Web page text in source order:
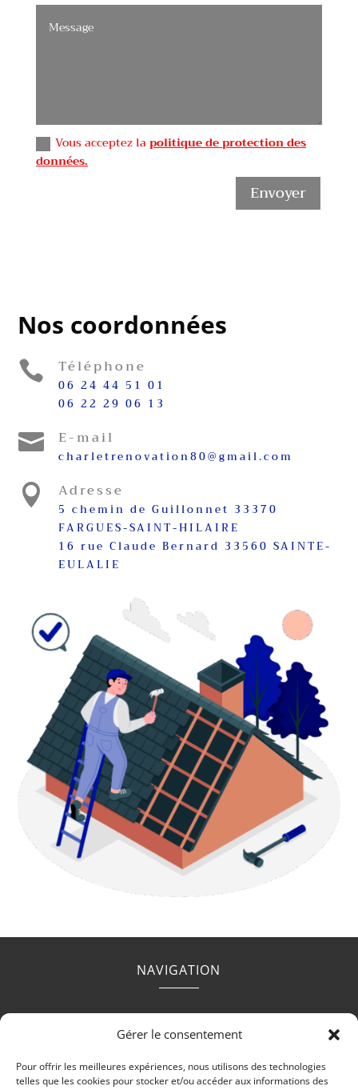
Gérer le consentement
Pour offrir les meilleures expériences, nous utilisons des technologies
telles que les cookies pour stocker et/ou accéder aux informations des
Vous acceptez lapolitique de protection des
données.
Envoyer
Nos coordonnées
 Téléphone
06 24 44 51 01
06 22 29 06 13
 E-mail
charletrenovation80@gmail.com
 Adresse
5 chemin de Guillonnet 33370
FARGUES-SAINT-HILAIRE
16 rue Claude Bernard 33560 SAINTE-
EULALIE
NAVIGATION
Accueil Contact Mentions légales
Secteurs
Plan du site